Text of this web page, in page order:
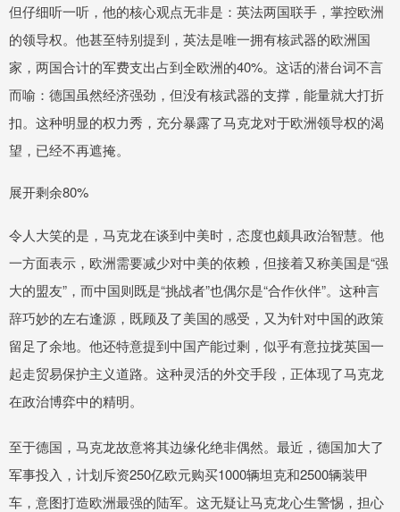
但仔细听一听，他的核心观点无非是：英法两国联手，掌控欧洲
的领导权。他甚至特别提到，英法是唯一拥有核武器的欧洲国
家，两国合计的军费支出占到全欧洲的40%。这话的潜台词不言
而喻：德国虽然经济强劲，但没有核武器的支撑，能量就大打折
扣。这种明显的权力秀，充分暴露了马克龙对于欧洲领导权的渴
望，已经不再遮掩。
展开剩余80%
令人大笑的是，马克龙在谈到中美时，态度也颇具政治智慧。他
一方面表示，欧洲需要减少对中美的依赖，但接着又称美国是“强
大的盟友”，而中国则既是“挑战者”也偶尔是“合作伙伴”。这种言
辞巧妙的左右逢源，既顾及了美国的感受，又为针对中国的政策
留足了余地。他还特意提到中国产能过剩，似乎有意拉拢英国一
起走贸易保护主义道路。这种灵活的外交手段，正体现了马克龙
在政治博弈中的精明。
至于德国，马克龙故意将其边缘化绝非偶然。最近，德国加大了
军事投入，计划斥资250亿欧元购买1000辆坦克和2500辆装甲
车，意图打造欧洲最强的陆军。这无疑让马克龙心生警惕，担心